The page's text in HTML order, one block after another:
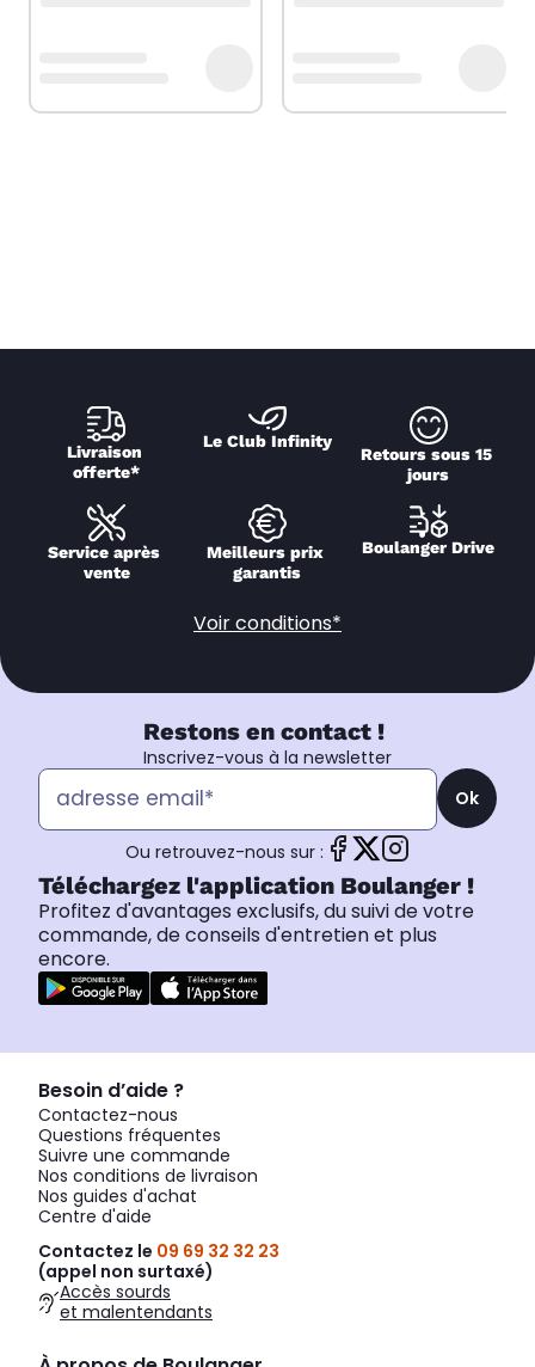
Livraison
offerte*
Le Club Infinity
Retours sous 15
jours
Service après
vente
Meilleurs prix
garantis
Boulanger Drive
Voir conditions*
Restons en contact !
Inscrivez-vous à la newsletter
Ok
Ou retrouvez-nous sur :
Téléchargez l'application Boulanger !
Profitez d'avantages exclusifs, du suivi de votre
commande, de conseils d'entretien et plus
encore.
Besoin d’aide ?
Contactez-nous
Questions fréquentes
Suivre une commande
Nos conditions de livraison
Nos guides d'achat
Centre d'aide
Contactez le 09 69 32 32 23
(appel non surtaxé)
Accès sourds
et malentendants